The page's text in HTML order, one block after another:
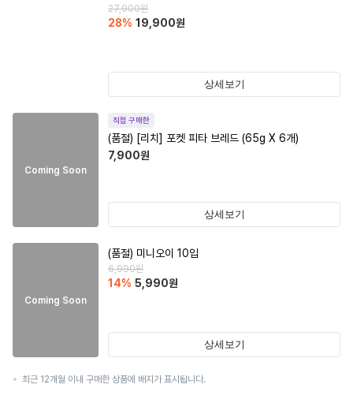
27,900원
28% 19,900원
상세보기
Coming Soon
직접 구매한
(품절) [리치] 포켓 피타 브레드 (65g X 6개)
7,900원
상세보기
Coming Soon
(품절) 미니오이 10입
6,990원
14% 5,990원
상세보기
최근 12개월 이내 구매한 상품에 배지가 표시됩니다.